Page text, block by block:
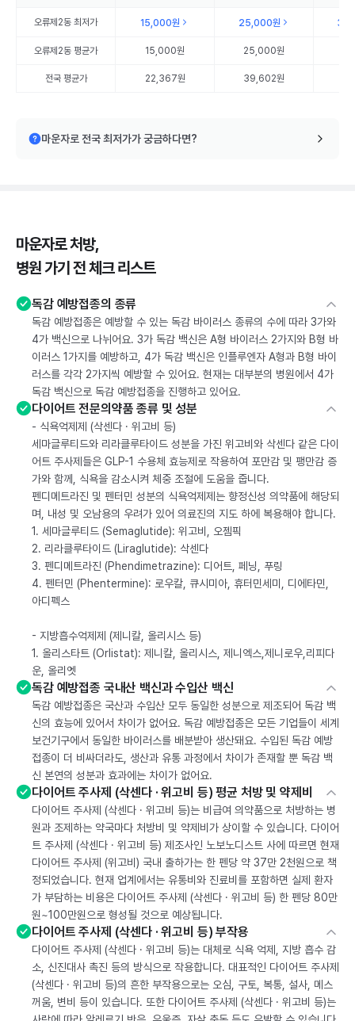
오류제2동 최저가 15,000원 25,000원
오류제2동 평균가 15,000원 25,000원
전국 평균가 22,367원 39,602원
마운자로 전국 최저가가 궁금하다면?
마운자로 처방,
병원 가기 전 체크 리스트
독감 예방접종의 종류
독감 예방접종은 예방할 수 있는 독감 바이러스 종류의 수에 따라 3가와
4가 백신으로 나뉘어요. 3가 독감 백신은 A형 바이러스 2가지와 B형 바
이러스 1가지를 예방하고, 4가 독감 백신은 인플루엔자 A형과 B형 바이
러스를 각각 2가지씩 예방할 수 있어요. 현재는 대부분의 병원에서 4가
독감 백신으로 독감 예방접종을 진행하고 있어요.
다이어트 전문의약품 종류 및 성분
- 식욕억제제 (삭센다 · 위고비 등)
세마글루티드와 리라클루타이드 성분을 가진 위고비와 삭센다 같은 다이
어트 주사제들은 GLP-1 수용체 효능제로 작용하여 포만감 및 팽만감 증
가와 함께, 식욕을 감소시켜 체중 조절에 도움을 줍니다.
펜디메트라진 및 펜터민 성분의 식욕억제제는 향정신성 의약품에 해당되
며, 내성 및 오남용의 우려가 있어 의료진의 지도 하에 복용해야 합니다.
1. 세마글루티드 (Semaglutide): 위고비, 오젬픽
2. 리라클루타이드 (Liraglutide): 삭센다
3. 펜디메트라진 (Phendimetrazine): 디어트, 페닝, 푸링
4. 펜터민 (Phentermine): 로우칼, 큐시미아, 휴터민세미, 디에타민,
아디펙스
- 지방흡수억제제 (제니칼, 올리시스 등)
1. 올리스타트 (Orlistat): 제니칼, 올리시스, 제니엑스,제니로우,리피다
운, 올리엣
독감 예방접종 국내산 백신과 수입산 백신
독감 예방접종은 국산과 수입산 모두 동일한 성분으로 제조되어 독감 백
신의 효능에 있어서 차이가 없어요. 독감 예방접종은 모든 기업들이 세계
보건기구에서 동일한 바이러스를 배분받아 생산돼요. 수입된 독감 예방
접종이 더 비싸더라도, 생산과 유통 과정에서 차이가 존재할 뿐 독감 백
신 본연의 성분과 효과에는 차이가 없어요.
다이어트 주사제 (삭센다 · 위고비 등) 평균 처방 및 약제비
다이어트 주사제 (삭센다 · 위고비 등)는 비급여 의약품으로 처방하는 병
원과 조제하는 약국마다 처방비 및 약제비가 상이할 수 있습니다. 다이어
트 주사제 (삭센다 · 위고비 등) 제조사인 노보노디스트 사에 따르면 현재
다이어트 주사제 (위고비) 국내 출하가는 한 펜당 약 37만 2천원으로 책
정되었습니다. 현재 업계에서는 유통비와 진료비를 포함하면 실제 환자
가 부담하는 비용은 다이어트 주사제 (삭센다 · 위고비 등) 한 펜당 80만
원~100만원으로 형성될 것으로 예상됩니다.
다이어트 주사제 (삭센다 · 위고비 등) 부작용
다이어트 주사제 (삭센다 · 위고비 등)는 대체로 식욕 억제, 지방 흡수 감
소, 신진대사 촉진 등의 방식으로 작용합니다. 대표적인 다이어트 주사제
(삭센다 · 위고비 등)의 흔한 부작용으로는 오심, 구토, 복통, 설사, 메스
꺼움, 변비 등이 있습니다. 또한 다이어트 주사제 (삭센다 · 위고비 등)는